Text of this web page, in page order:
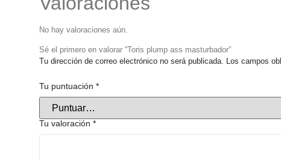
No hay valoraciones aún.
Sé el primero en valorar “Toris plump ass masturbador”
Tu dirección de correo electrónico no será publicada. Los campos
Tu puntuación *
Tu valoración *